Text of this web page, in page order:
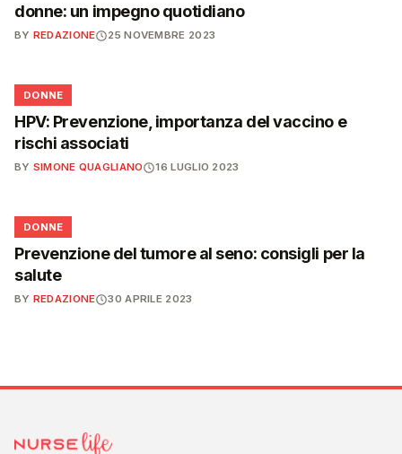
donne: un impegno quotidiano
BY REDAZIONE 25 NOVEMBRE 2023
🌸
DONNE
HPV: Prevenzione, importanza del vaccino e
rischi associati
BY SIMONE QUAGLIANO 16 LUGLIO 2023
🌸
DONNE
Prevenzione del tumore al seno: consigli per la
salute
BY REDAZIONE 30 APRILE 2023